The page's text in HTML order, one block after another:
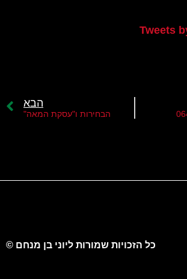
Tweets
הבא
הבחירות ו"עסקת המאה"
כל הזכויות שמורות ליוני בן מנחם ©